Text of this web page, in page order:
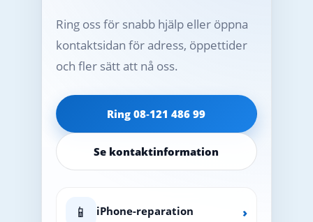
Ring oss för snabb hjälp eller öppna
kontaktsidan för adress, öppettider
och fler sätt att nå oss.
Ring 08‑121 486 99
Se kontaktinformation
📱 iPhone-reparation ›